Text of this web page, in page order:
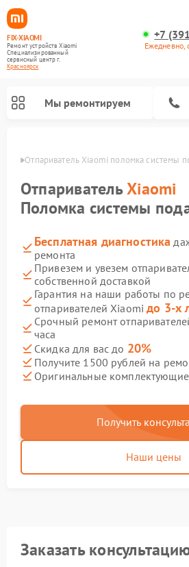
FIX-XIAOMI
Ремонт устройств Xiaomi
Специализированный
cервисный центр г.
Красноярск
+7
Мы ремонтируем
Отпариватель Xiaomi поломка системы
ОтпаривательXiaomi
Поломка системы
Бесплатная диагностика
ремонта
Привезем и увезем
собственной доставкой
Гарантия на наши работы по
отпаривателей Xiaomiдо 3-х
Срочный ремонт
часа
Скидка для вас до 20%
Получите 1500 рублей на
Оригинальные
Получить
Наши цены
Заказать